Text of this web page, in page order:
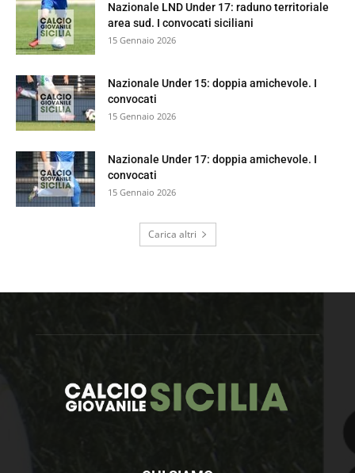
Nazionale LND Under 17: raduno territoriale
area sud. I convocati siciliani
15 Gennaio 2026
Nazionale Under 15: doppia amichevole. I
convocati
15 Gennaio 2026
Nazionale Under 17: doppia amichevole. I
convocati
15 Gennaio 2026
Carica altri